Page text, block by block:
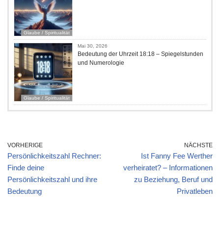
Glaube / Spiritualität
Glaube / Spiritualität
Mai 30, 2026
Bedeutung der Uhrzeit 18:18 – Spiegelstunden
und Numerologie
VORHERIGE
Persönlichkeitszahl Rechner:
Finde deine
Persönlichkeitszahl und ihre
Bedeutung
NÄCHSTE
Ist Fanny Fee Werther
verheiratet? – Informationen
zu Beziehung, Beruf und
Privatleben